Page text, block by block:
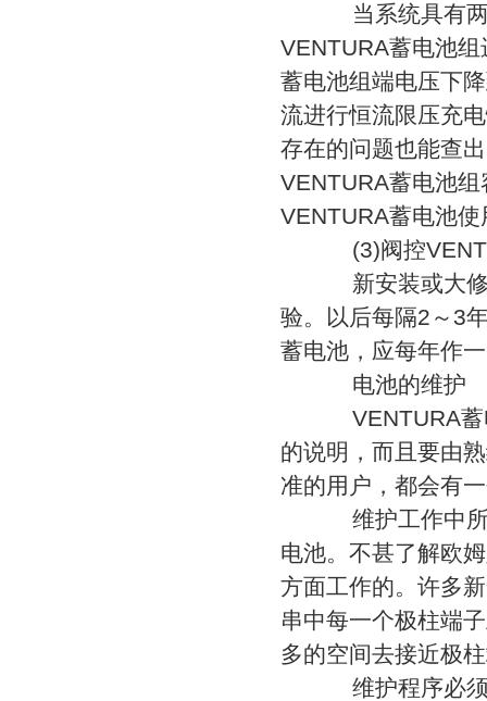
当系统具有两
VENTURA蓄电池
蓄电池组端电压下
流进行恒流限压充
存在的问题也能查
VENTURA蓄电池
VENTURA蓄电池
(3)阀控
新安装或大修
验。以后每隔2～3
蓄电池，应每年作
电池的维护
VENTURA蓄
的说明，而且要由
准的用户，都会有
维护工作中所
电池。不甚了解欧
方面工作的。许多
串中每一个极柱端
多的空间去接近极
维护程序必须